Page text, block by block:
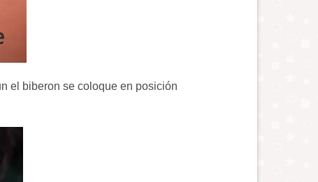
el biberon se coloque en posición